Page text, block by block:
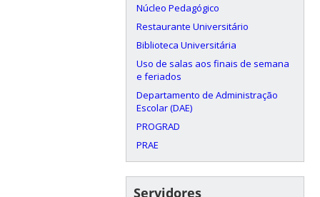
Núcleo Pedagógico
Restaurante Universitário
Biblioteca Universitária
Uso de salas aos finais de semana
e feriados
Departamento de Administração
Escolar (DAE)
PROGRAD
PRAE
Servidores